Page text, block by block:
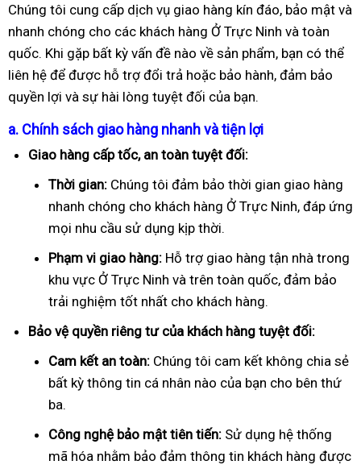
Chúng tôi cung cấp dịch vụ giao hàng kín đáo, bảo mật và
nhanh chóng cho các khách hàng Ở Trực Ninh và toàn
quốc. Khi gặp bất kỳ vấn đề nào về sản phẩm, bạn có thể
liên hệ để được hỗ trợ đổi trả hoặc bảo hành, đảm bảo
quyền lợi và sự hài lòng tuyệt đối của bạn.
a. Chính sách giao hàng nhanh và tiện lợi
Giao hàng cấp tốc, an toàn tuyệt đối:
Thời gian: Chúng tôi đảm bảo thời gian giao hàng
nhanh chóng cho khách hàng Ở Trực Ninh, đáp ứng
mọi nhu cầu sử dụng kịp thời.
Phạm vi giao hàng: Hỗ trợ giao hàng tận nhà trong
khu vực Ở Trực Ninh và trên toàn quốc, đảm bảo
trải nghiệm tốt nhất cho khách hàng.
Bảo vệ quyền riêng tư của khách hàng tuyệt đối:
Cam kết an toàn: Chúng tôi cam kết không chia sẻ
bất kỳ thông tin cá nhân nào của bạn cho bên thứ
ba.
Công nghệ bảo mật tiên tiến: Sử dụng hệ thống
mã hóa nhằm bảo đảm thông tin khách hàng được